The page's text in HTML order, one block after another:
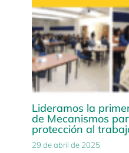
Lideramos la
de Mecanismos
protección al
29 de abril de 2025